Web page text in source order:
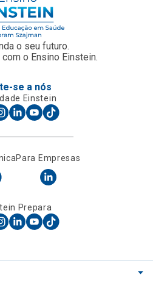
o seu futuro.
o Ensino Einstein.
se a nós
Einstein
Para Empresas
Prepara